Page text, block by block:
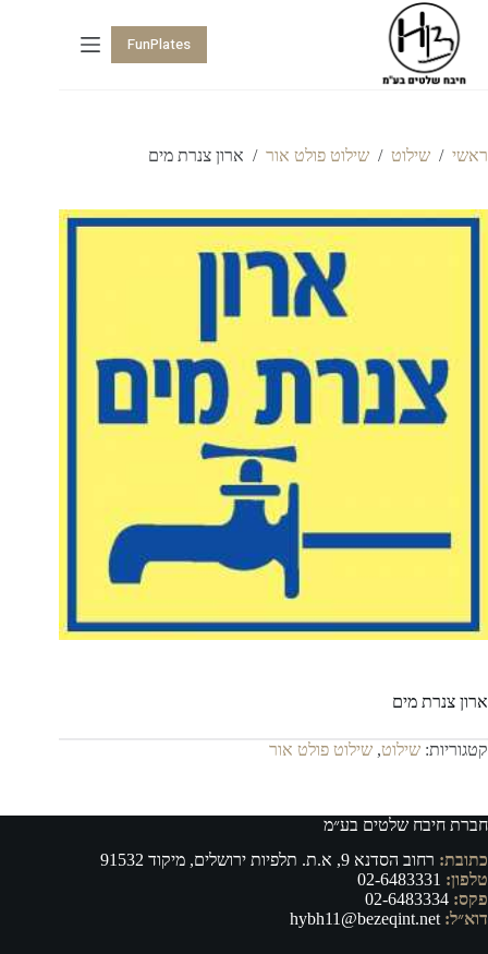
FunPlates
ראשי / שילוט / שילוט פולט אור / ארון צנרת מים
ארון צנרת מים
קטגוריות: שילוט, שילוט פולט אור
חברת חיבח שלטים בע״מ
כתובת: רחוב הסדנא 9, א.ת. תלפיות ירושלים, מיקוד 91532
טלפון: 02-6483331
פקס:
דוא״ל: hybh11@bezeqint.net